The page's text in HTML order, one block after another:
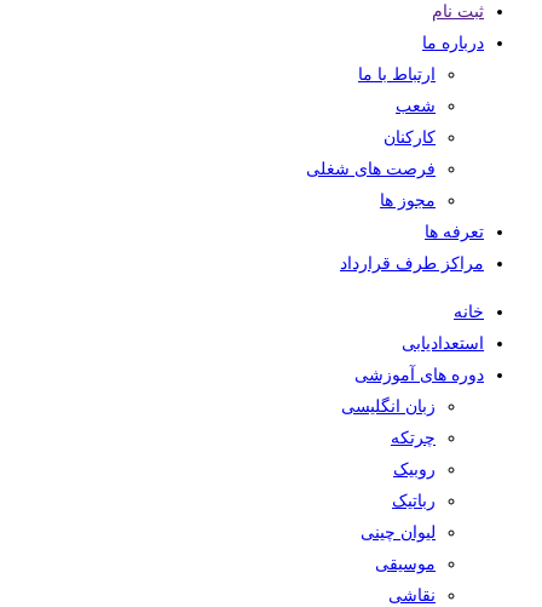
ثبت نام
درباره ما
ارتباط با ما
شعب
کارکنان
فرصت های شغلی
مجوز ها
تعرفه ها
مراکز طرف قرارداد
خانه
استعدادیابی
دوره های آموزشی
زبان انگلیسی
چرتکه
روبیک
رباتیک
لیوان چینی
موسیقی
نقاشی